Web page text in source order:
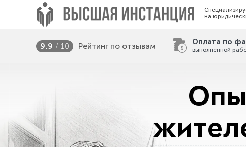
на
9.9 / 10 Рейтинг по отзывам Оплата по
выполненной